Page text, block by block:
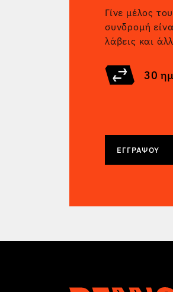
Γίνε μέλος
συνδρομή
λάβεις και
30
ΕΓΓΡΆΨΟΥ